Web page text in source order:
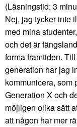
(Läsningstid: 3
Nej, jag tycker inte
med mina
och det är
forma framtiden.
generation har jag
kommunicera, som
Generation X och
möjligen olika sätt
att någon har mer